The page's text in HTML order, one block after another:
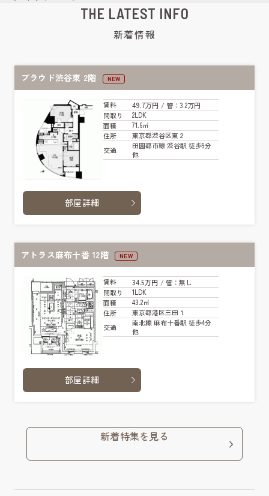
THE LATEST INFO
新着情報
プラウド渋谷東 2階 NEW
賃料 49.7万円 / 管：3.2万円
間取り
2LDK
面積
71.6㎡
住所
東京都渋谷区東２
交通
田園都市線 渋谷駅 徒歩9分
他
部屋詳細
アトラス麻布十番 12階 NEW
賃料 34.5万円 / 管：無し
間取り
1LDK
面積
43.2㎡
住所
東京都港区三田１
交通
南北線 麻布十番駅 徒歩4分
他
部屋詳細
新着特集を見る